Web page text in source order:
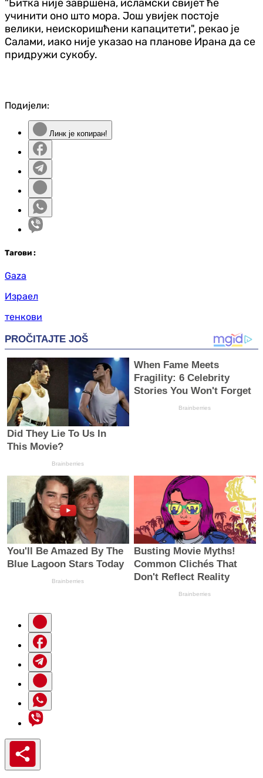
"Битка није завршена, исламски свијет ће
учинити оно што мора. Још увијек постоје
велики, неискоришћени капацитети", рекао је
Салами, иако није указао на планове Ирана да се
придружи сукобу.
Подијели:
Линк је копиран!
Тагови :
Gaza
Израел
тенкови